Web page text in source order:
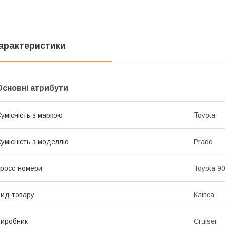
атрибути
з маркою Toyota
з моделлю Prado
номери Toyota
товару Кліпса
Cruiser